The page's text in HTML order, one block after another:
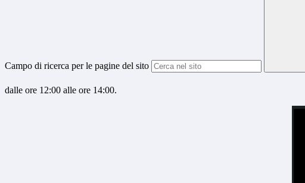
Campo di ricerca per le pagine del sito
dalle ore 12:00 alle ore 14:00.